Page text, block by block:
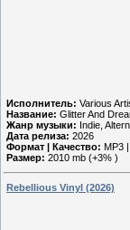
Исполнитель: Various
Название: Glitter And
Жанр музыки: Indie,
Дата релиза: 2026
Формат | Качество: MP3
Размер: 2010 mb (+3% )
Rebellious Vinyl (2026)